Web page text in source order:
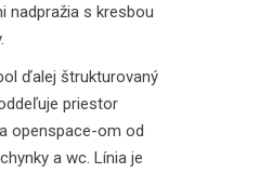
nadpražia s kresbou
ďalej štrukturovaný
priestor
openspace-om od
a wc. Línia je